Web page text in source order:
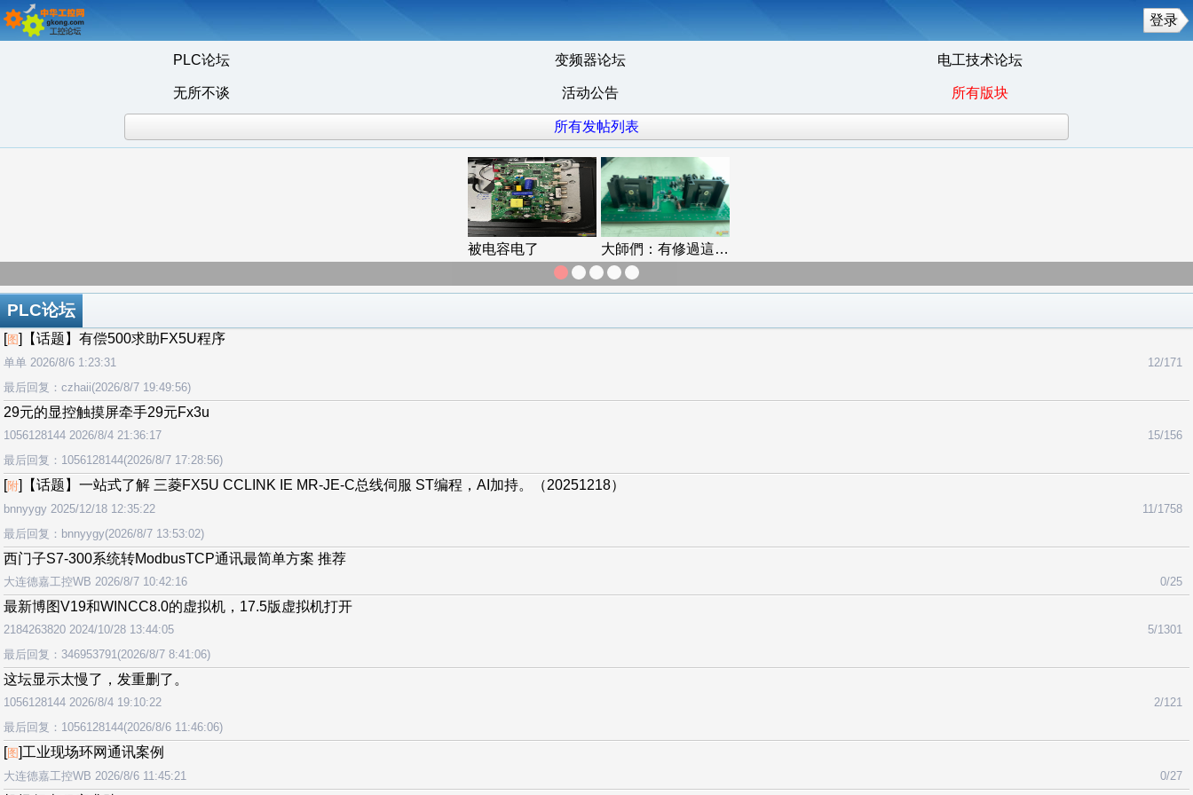
登录
PLC论坛 变频器论坛 电工技术论坛
无所不谈 活动公告 所有版块
所有发帖列表
被电容电了 大師們：有修過這板的嗎？誰有電路圖
PLC论坛
[图]【话题】有偿500求助FX5U程序
单单 2026/8/6 1:23:31
12/171
最后回复：czhaii(2026/8/7 19:49:56)
29元的显控触摸屏牵手29元Fx3u
1056128144 2026/8/4 21:36:17
15/156
最后回复：1056128144(2026/8/7 17:28:56)
[附]【话题】一站式了解 三菱FX5U CCLINK IE MR-JE-C总线伺服 ST编程，AI加持。（20251218）
bnnyygy 2025/12/18 12:35:22
11/1758
最后回复：bnnyygy(2026/8/7 13:53:02)
西门子S7-300系统转ModbusTCP通讯最简单方案 推荐
大连德嘉工控WB 2026/8/7 10:42:16 0/25
最新博图V19和WINCC8.0的虚拟机，17.5版虚拟机打开
2184263820 2024/10/28 13:44:05
5/1301
最后回复：346953791(2026/8/7 8:41:06)
这坛显示太慢了，发重删了。
1056128144 2026/8/4 19:10:22
2/121
最后回复：1056128144(2026/8/6 11:46:06)
[图]工业现场环网通讯案例
大连德嘉工控WB 2026/8/6 11:45:21 0/27